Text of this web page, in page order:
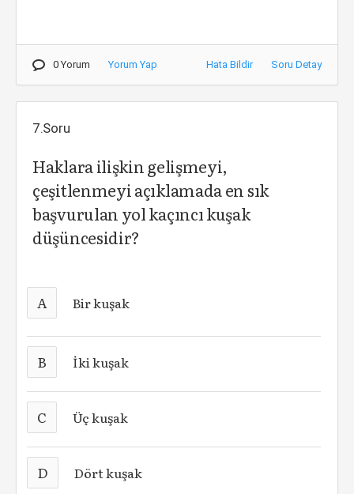
0 Yorum Yorum Yap Hata Bildir Soru Detay
7.Soru
Haklara ilişkin gelişmeyi,
çeşitlenmeyi açıklamada en sık
başvurulan yol kaçıncı kuşak
düşüncesidir?
A Bir kuşak
B İki kuşak
C Üç kuşak
D Dört kuşak